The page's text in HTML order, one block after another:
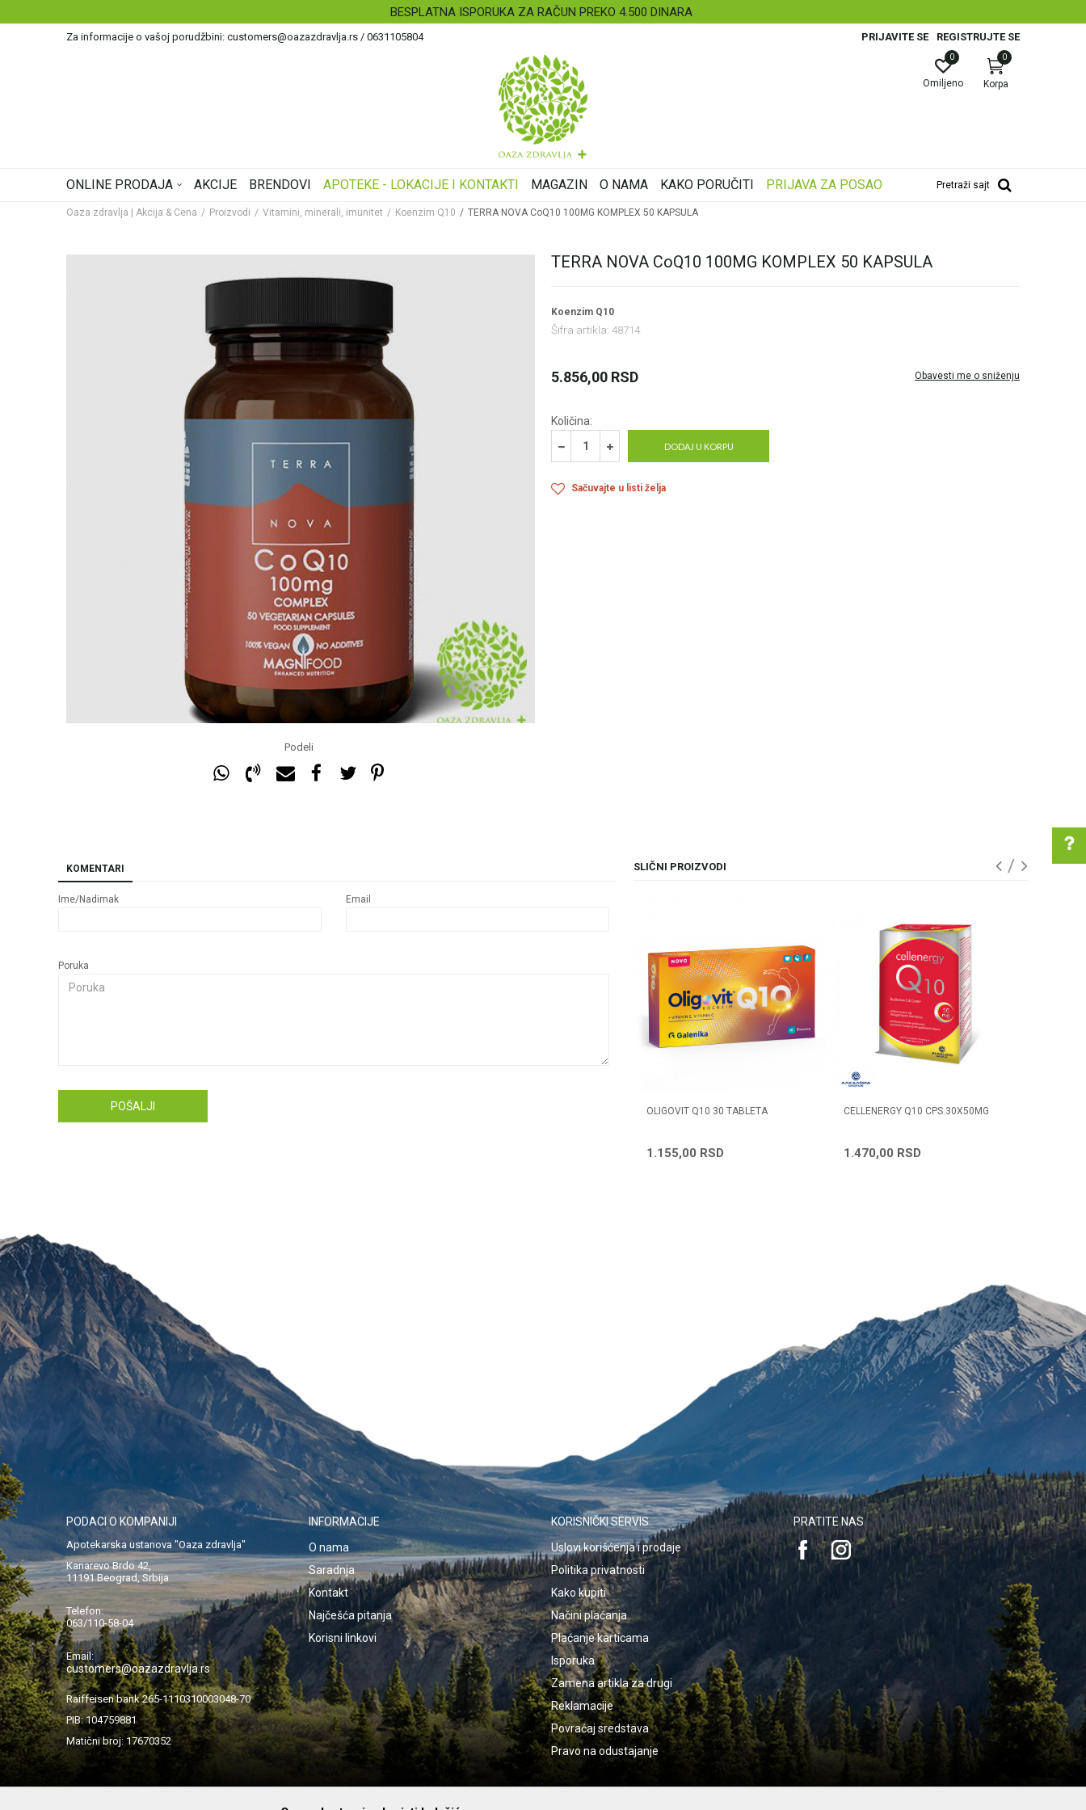
BESPLATNA ISPORUKA ZA RAČUN PREKO 4.500 DINARA
Za informacije o vašoj porudžbini: customers@oazazdravlja.rs / 0631105804 PRIJAVITE SE REGISTRUJTE SE
Korpa
0
Omiljeno
0
ONLINE PRODAJA AKCIJE BRENDOVI APOTEKE - LOKACIJE I KONTAKTI MAGAZIN O NAMA KAKO PORUČITI PRIJAVA ZA POSAO Pretraži sajt
Oaza zdravlja | Akcija & Cena Proizvodi Vitamini, minerali, imunitet Koenzim Q10 TERRA NOVA CoQ10 100MG KOMPLEX 50 KAPSULA
Podeli
TERRA NOVA CoQ10 100MG KOMPLEX 50 KAPSULA
Koenzim Q10
Šifra artikla: 48714
5.856,00 RSD Obavesti me o sniženju
Količina:
DODAJ U KORPU
Sačuvajte u listi želja
Za više informacija u
vezi online porudžbine
pišite nam:
customers@oazazdravlja.rs
ili pozovite:
+381631105804
KOMENTARI
Ime/Nadimak Email
Poruka
POŠALJI
SLIČNI PROIZVODI
OLIGOVIT Q10 30 TABLETA
1.155,00 RSD
CELLENERGY Q10 CPS.30X50MG
1.470,00 RSD
PODACI O KOMPANIJI
Apotekarska ustanova "Oaza zdravlja"
Kanarevo Brdo 42,
11191 Beograd, Srbija
Telefon:
063/110-58-04
Email:
customers@oazazdravlja.rs
Raiffeisen bank 265-1110310003048-70
PIB: 104759881
Matični broj: 17670352
INFORMACIJE
O nama
Saradnja
Kontakt
Najčešća pitanja
Korisni linkovi
KORISNIČKI SERVIS
Uslovi korišćenja i prodaje
Politika privatnosti
Kako kupiti
Načini plaćanja
Plaćanje karticama
Isporuka
Zamena artikla za drugi
Reklamacije
Povraćaj sredstava
Pravo na odustajanje
PRATITE NAS